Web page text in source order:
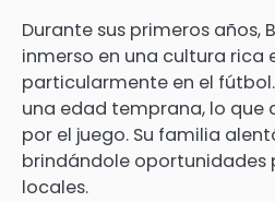
Durante sus primeros años,
inmerso en una cultura rica
particularmente en el
una edad temprana, lo que
por el juego. Su familia
brindándole oportunidades
locales.